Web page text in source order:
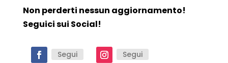
Non perderti nessun aggiornamento!
Seguici sui Social!
Segui Segui